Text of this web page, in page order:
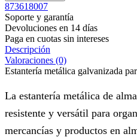
873618007
Soporte y garantía
Devoluciones en 14 días
Paga en cuotas sin intereses
Descripción
Valoraciones (0)
Estantería metálica galvanizada
La estantería metálica de
resistente y versátil para
mercancías y productos en